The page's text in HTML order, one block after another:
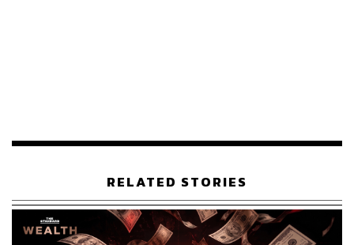
สถานการณ์โควิด ธนาคารกลางต่างๆ เริ่มมีการขาย
พันธบัตรรัฐบาลสหรัฐฯ ออกมาบางส่วน โดยหันมาซื้อถือ
ทองคำแทน
RELATED STORIES